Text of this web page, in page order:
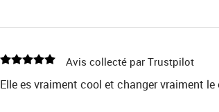
Avis collecté par Trustpilot
Elle es vraiment cool et changer vraiment